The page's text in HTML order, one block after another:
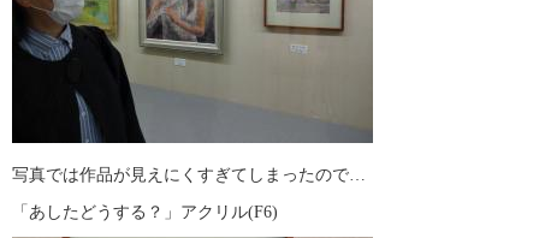
写真では作品が見えにくすぎてしまったので…
「あしたどうする？」アクリル(F6)